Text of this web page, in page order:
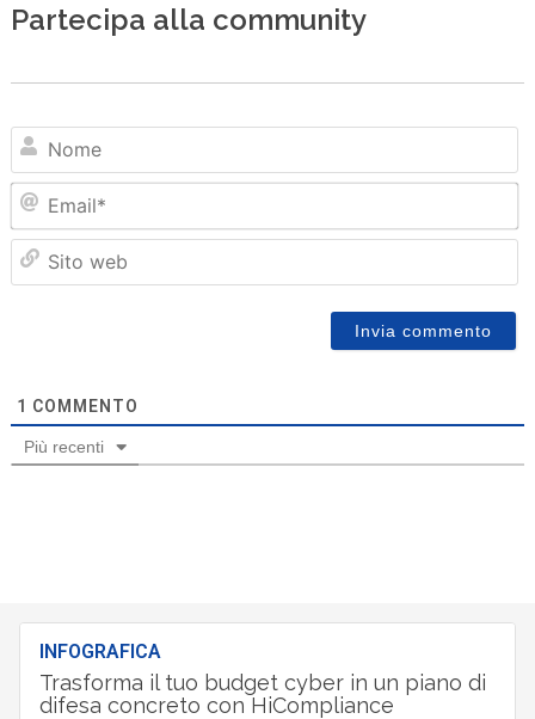
Partecipa alla community
1 COMMENTO
Più recenti
INFOGRAFICA
Trasforma il tuo budget cyber in un piano di
difesa concreto con HiCompliance